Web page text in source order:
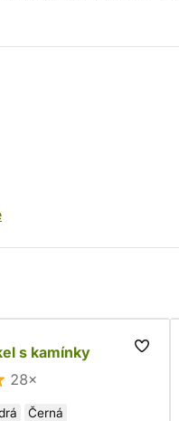
s kamínky
28×
Černá